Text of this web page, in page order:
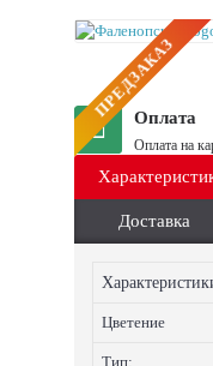
ПРЕДЗАКАЗ
Оплата
Оплата на
Доставка
Цветение
Тип: